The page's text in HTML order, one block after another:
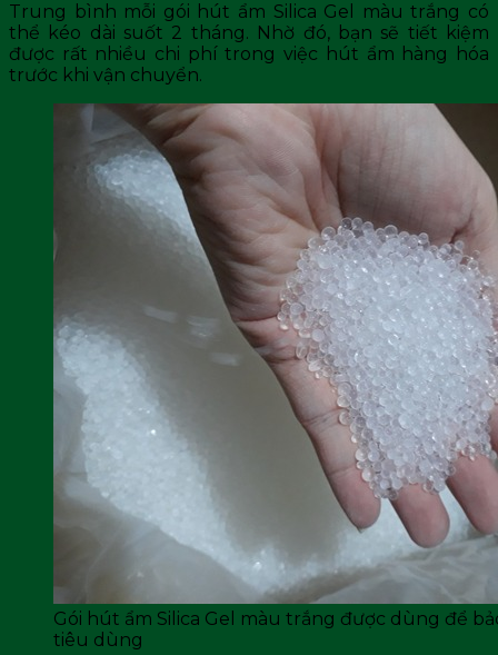
Trung bình mỗi gói hút ẩm Silica Gel màu trắng có
thể kéo dài suốt 2 tháng. Nhờ đó, bạn sẽ tiết kiệm
được rất nhiều chi phí trong việc hút ẩm hàng hóa
trước khi vận chuyển.
Gói hút ẩm Silica Gel màu trắng được dùng để
tiêu dùng